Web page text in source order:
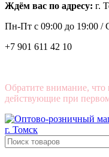
Ждём вас по адресу: г.
Пн-Пт с 09:00 до 19:00 /
+7 901 611 42 10
Обратите внимание, что
действующие при